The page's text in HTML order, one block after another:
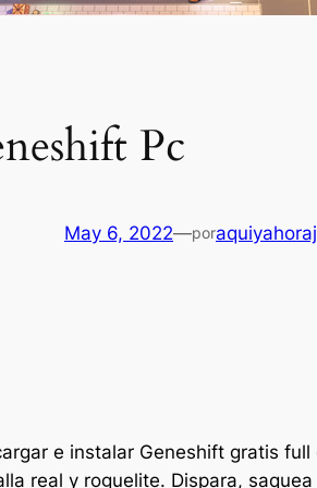
Pc
May 6, 2022—por
e instalar Geneshift gratis
real y roguelite. Dispara,